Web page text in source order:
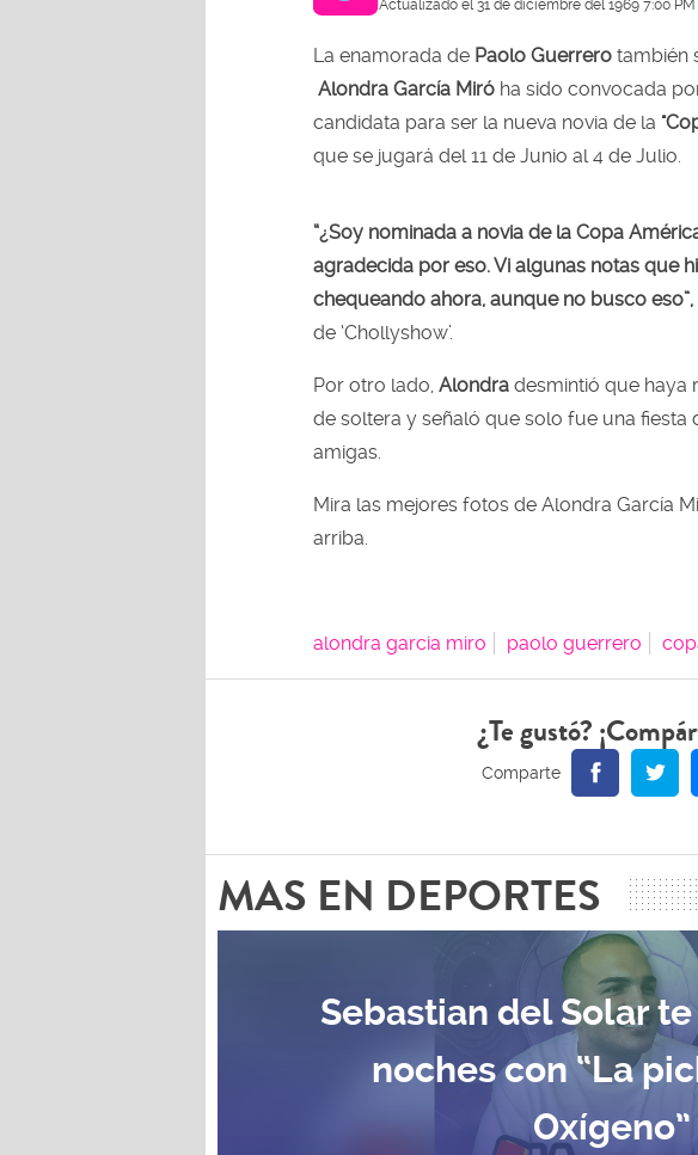
Actualizado el 31 de diciembre del 1969 7:00 PM
La enamorada de Paolo Guerrero también
Alondra García Miró ha sido convocada
candidata para ser la nueva novia de la
que se jugará del 11 de Junio al 4 de Julio.
“¿Soy nominada a novia de la Copa
agradecida por eso. Vi algunas notas que
chequeando ahora, aunque no busco eso”,
de ‘Chollyshow’.
Por otro lado, Alondra desmintió que haya
de soltera y señaló que solo fue una fiesta
amigas.
Mira las mejores fotos de Alondra García
arriba.
alondra garcia miro paolo guerrero
¿Te gustó?
MAS EN DEPORTES
Sebastian del Solar
noches con “La
Oxígeno”